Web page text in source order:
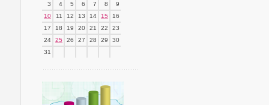
3
4 5 6 7 8
9
10
11 12 13 14 15
16
17
18 19 20 21 22
23
24
25 26 27 28 29
30
31